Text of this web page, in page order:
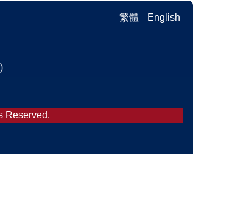
繁體
English
Reserved.